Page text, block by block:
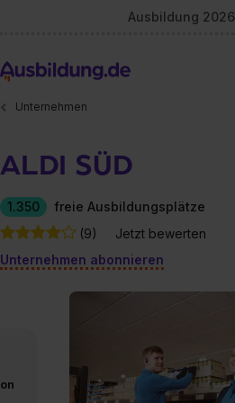
Ausbildung 2026
Unternehmen
ALDI SÜD
1.350
freie Ausbildungsplätze
(9)
Jetzt bewerten
Unternehmen abonnieren